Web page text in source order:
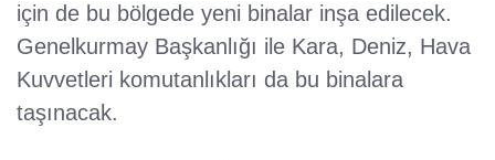
için de bu bölgede yeni binalar inşa edilecek.
Genelkurmay Başkanlığı ile Kara, Deniz, Hava
Kuvvetleri komutanlıkları da bu binalara
taşınacak.